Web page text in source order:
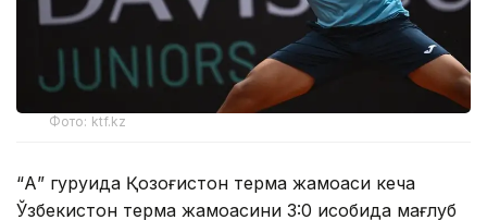
Фото: ktf.kz
“А” гуруҳида Қозоғистон терма жамоаси кеча
Ўзбекистон терма жамоасини 3:0 ҳисобида мағлуб